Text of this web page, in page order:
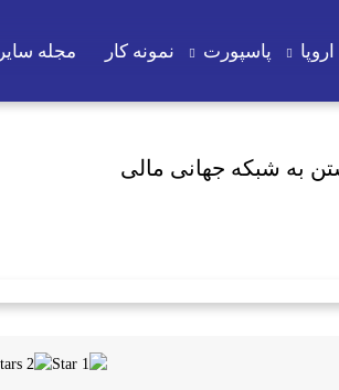
پاسپورت نمونه کار مجله
به شبکه جهانی مالی